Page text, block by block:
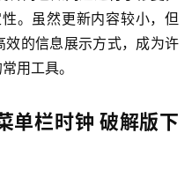
。虽然更新内容较小，但
的信息展示方式，成为许
用工具。
单栏时钟 破解版下